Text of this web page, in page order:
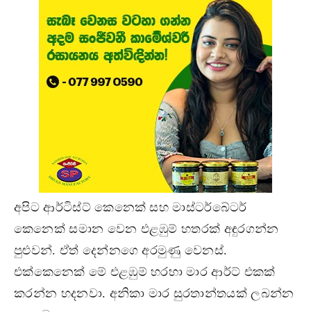
අපිට ආර්ටිස්ට් කෙනෙක් සහ මාස්ටර්බේටර්
කෙනෙක් සමාන වෙන එළඹුම් හතරක් අඳුරගන්න
පුළුවන්. ඒත් දෙන්නගෙ අරමුණු වෙනස්.
එක්කෙනෙක් මේ එළඹුම් හරහා මාර ආර්ට් එකක්
කරන්න හදනවා. අනිකා මාර සුරතාන්තයක් ලබන්න